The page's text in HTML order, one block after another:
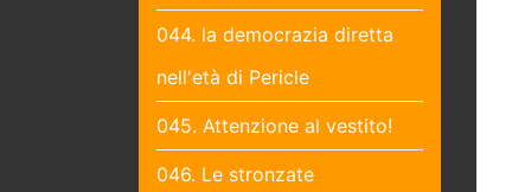
044. la democrazia diretta
nell'età di Pericle
045. Attenzione al vestito!
046. Le stronzate